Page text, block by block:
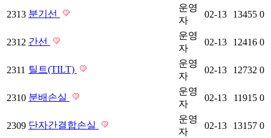
2313 분기선
운영
자
02-13 13455 0
2312 간선
운영
자
02-13 12416 0
2311 틸트(TILT)
운영
자
02-13 12732 0
2310 분배손실
운영
자
02-13 11915 0
2309 단자간결합손실
운영
자
02-13 13157 0